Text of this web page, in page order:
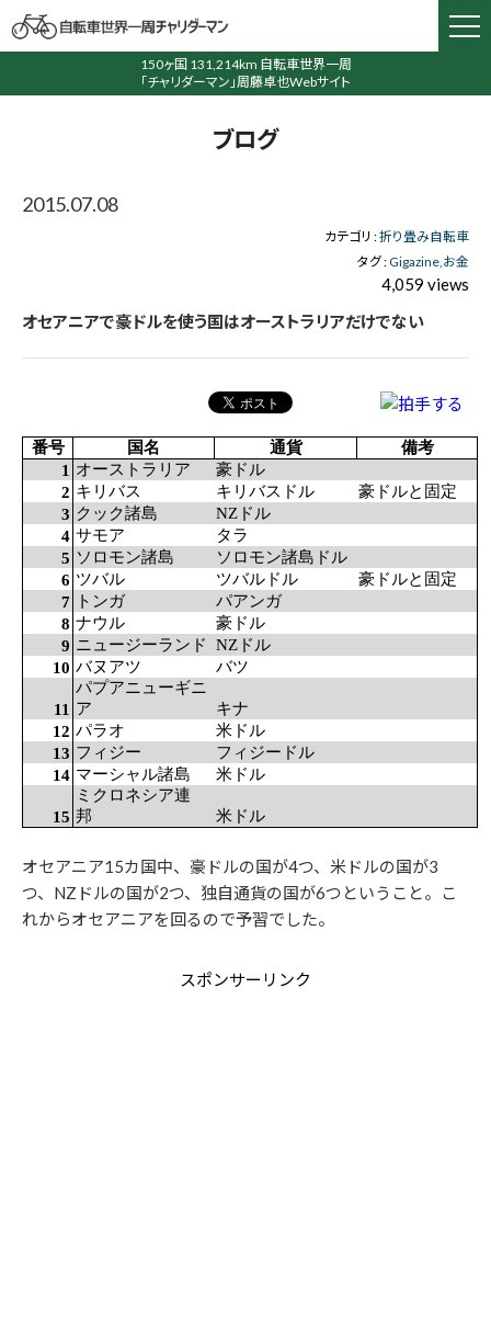
150ヶ国 131,214km 自転車世界一周
「チャリダーマン」周藤卓也Webサイト
ブログ
2015.07.08
カテゴリ :折り畳み自転車
タグ : Gigazine お金
4,059 views
オセアニアで豪ドルを使う国はオーストラリアだけでない
番号 国名 通貨
備考
1 オーストラリア
豪ドル
2 キリバス キリバスドル
豪ドルと固定
3 クック諸島
NZドル
4 サモア
タラ
5 ソロモン諸島
ソロモン諸島ドル
6 ツバル ツバルドル
豪ドルと固定
7
トンガ
パアンガ
8 ナウル
豪ドル
9 ニュージーランド
NZドル
10 バヌアツ バツ
11
パプアニューギニ
ア
キナ
12 パラオ
米ドル
13 フィジー
フィジードル
14 マーシャル諸島 米ドル
15
ミクロネシア連
邦
米ドル
オセアニア15カ国中、豪ドルの国が4つ、米ドルの国が3
つ、NZドルの国が2つ、独自通貨の国が6つということ。こ
れからオセアニアを回るので予習でした。
スポンサーリンク